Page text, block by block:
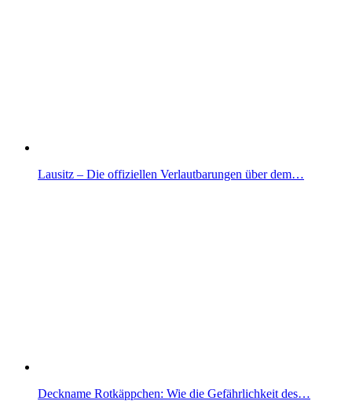
Lausitz – Die offiziellen Verlautbarungen über dem…
Deckname Rotkäppchen: Wie die Gefährlichkeit des…